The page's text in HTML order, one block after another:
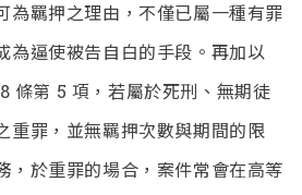
為羈押之理由，不僅已屬一種有罪
為逼使被告自白的手段。再加以
條第 5 項，若屬於死刑、無期徒
重罪，並無羈押次數與期間的限
，於重罪的場合，案件常會在高等